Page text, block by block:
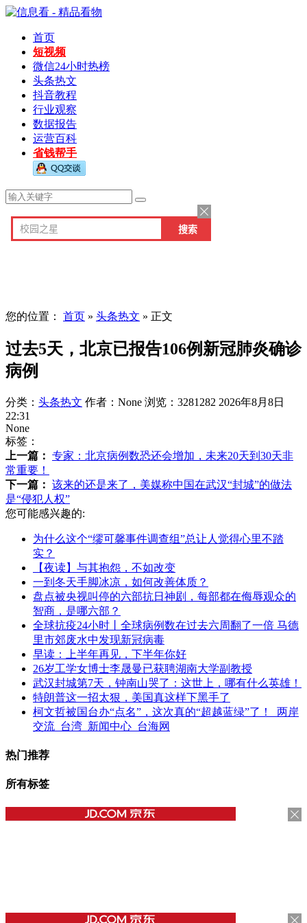
首页
短视频
微信24小时热榜
头条热文
抖音教程
行业观察
数据报告
运营百科
省钱帮手
您的位置： 首页 » 头条热文 » 正文
过去5天，北京已报告106例新冠肺炎确诊
病例
分类： 头条热文 作者：None 浏览：3281282 2026年8月8日
22:31
None
标签：
上一篇： 专家：北京病例数恐还会增加，未来20天到30天非
常重要！
下一篇： 该来的还是来了，美媒称中国在武汉“封城”的做法
是“侵犯人权”
您可能感兴趣的:
为什么这个“缪可馨事件调查组”总让人觉得心里不踏
实？
【夜读】与其抱怨，不如改变
一到冬天手脚冰凉，如何改善体质？
盘点被央视叫停的六部抗日神剧，每部都在侮辱观众的
智商，是哪六部？
全球抗疫24小时丨全球病例数在过去六周翻了一倍 马德
里市郊废水中发现新冠病毒
早读：上半年再见，下半年你好
26岁工学女博士李晟曼已获聘湖南大学副教授
武汉封城第7天，钟南山哭了：这世上，哪有什么英雄！
特朗普这一招太狠，美国真这样下黑手了
柯文哲被国台办“点名”，这次真的“超越蓝绿”了！_两岸
交流_台湾_新闻中心_台海网
热门推荐
所有标签